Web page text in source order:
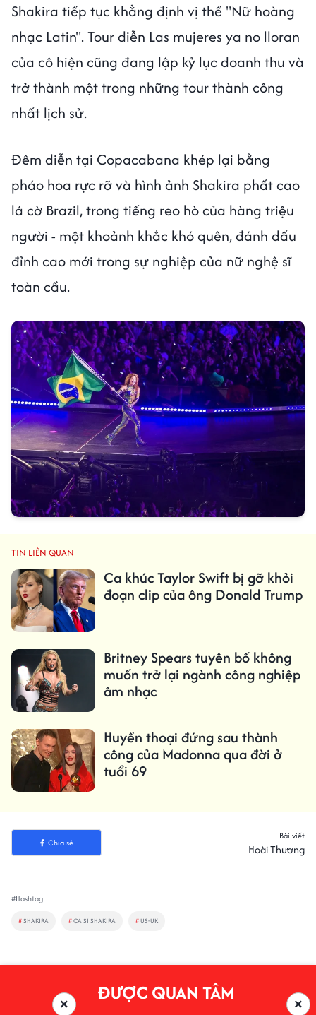
Shakira tiếp tục khẳng định vị thế "Nữ hoàng
nhạc Latin". Tour diễn Las mujeres ya no lloran
của cô hiện cũng đang lập kỷ lục doanh thu và
trở thành một trong những tour thành công
nhất lịch sử.
Đêm diễn tại Copacabana khép lại bằng
pháo hoa rực rỡ và hình ảnh Shakira phất cao
lá cờ Brazil, trong tiếng reo hò của hàng triệu
người - một khoảnh khắc khó quên, đánh dấu
đỉnh cao mới trong sự nghiệp của nữ nghệ sĩ
toàn cầu.
TIN LIÊN QUAN
Ca khúc Taylor Swift bị gỡ khỏi
đoạn clip của ông Donald Trump
Britney Spears tuyên bố không
muốn trở lại ngành công nghiệp
âm nhạc
Huyền thoại đứng sau thành
công của Madonna qua đời ở
tuổi 69
Chia sẻ
Bài viết
Hoài Thương
#Hashtag
#SHAKIRA #CA SĨ SHAKIRA #US-UK
ĐƯỢC QUAN TÂM ×
×